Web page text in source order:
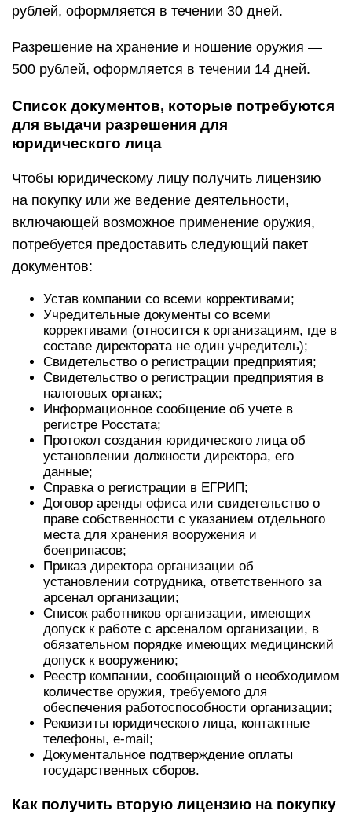
рублей, оформляется в течении 30 дней.
Разрешение на хранение и ношение оружия —
500 рублей, оформляется в течении 14 дней.
Список документов, которые потребуются
для выдачи разрешения для
юридического лица
Чтобы юридическому лицу получить лицензию
на покупку или же ведение деятельности,
включающей возможное применение оружия,
потребуется предоставить следующий пакет
документов:
Устав компании со всеми коррективами;
Учредительные документы со всеми
коррективами (относится к организациям, где в
составе директората не один учредитель);
Свидетельство о регистрации предприятия;
Свидетельство о регистрации предприятия в
налоговых органах;
Информационное сообщение об учете в
регистре Росстата;
Протокол создания юридического лица об
установлении должности директора, его
данные;
Справка о регистрации в ЕГРИП;
Договор аренды офиса или свидетельство о
праве собственности с указанием отдельного
места для хранения вооружения и
боеприпасов;
Приказ директора организации об
установлении сотрудника, ответственного за
арсенал организации;
Список работников организации, имеющих
допуск к работе с арсеналом организации, в
обязательном порядке имеющих медицинский
допуск к вооружению;
Реестр компании, сообщающий о необходимом
количестве оружия, требуемого для
обеспечения работоспособности организации;
Реквизиты юридического лица, контактные
телефоны, e-mail;
Документальное подтверждение оплаты
государственных сборов.
Как получить вторую лицензию на покупку